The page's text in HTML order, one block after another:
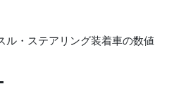
ル・ステアリング装着車の数値